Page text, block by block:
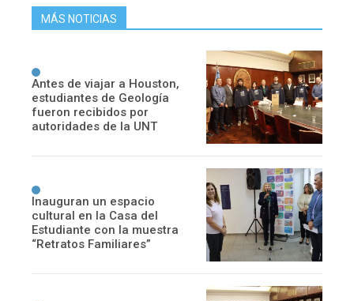
MÁS NOTICIAS
Antes de viajar a Houston,
estudiantes de Geología
fueron recibidos por
autoridades de la UNT
Inauguran un espacio
cultural en la Casa del
Estudiante con la muestra
“Retratos Familiares”